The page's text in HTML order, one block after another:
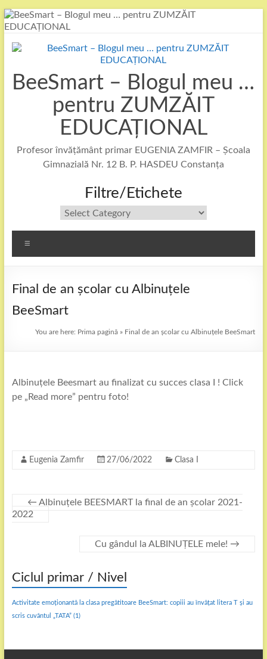
Skip
to
BeeSmart – Blogul meu …
pentru ZUMZĂIT
EDUCAȚIONAL
Profesor învățământ primar EUGENIA ZAMFIR – Școala
Gimnazială Nr. 12 B. P. HASDEU Constanța
Filtre/Etichete
Filtre/Etichete
Final de an școlar cu Albinuțele
BeeSmart
You are here: Prima pagină » Final de an școlar cu Albinuțele BeeSmart
Albinuțele Beesmart au finalizat cu succes clasa I ! Click
pe „Read more” pentru foto!
Eugenia Zamfir 27/06/2022 Clasa I
← Albinuțele BEESMART la final de an școlar 2021-
2022
Cu gândul la ALBINUȚELE mele! →
Ciclul primar / Nivel
Activitate emoționantă la clasa pregătitoare BeeSmart: copiii au învățat litera T și au
scris cuvântul „TATA”(1)